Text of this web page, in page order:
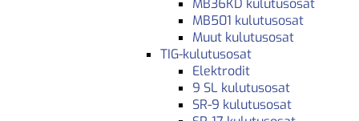
MB36KD kulutusosat
MB501 kulutusosat
Muut kulutusosat
TIG-kulutusosat
Elektrodit
9 SL kulutusosat
SR-9 kulutusosat